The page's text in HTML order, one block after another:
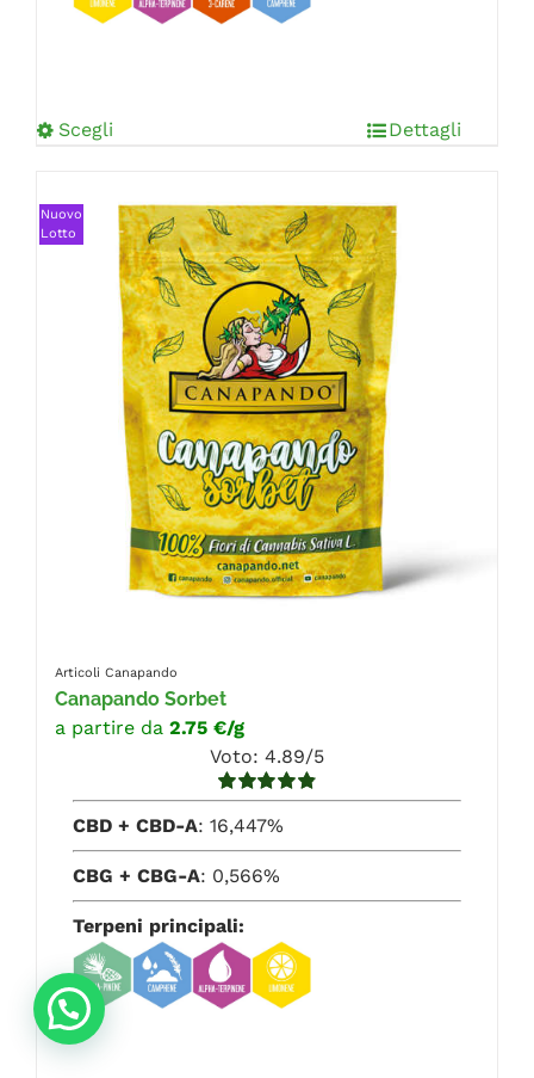
Scegli Dettagli
Nuovo
Lotto
Articoli Canapando
Canapando Sorbet
a partire da 2.75 €/g
Voto: 4.89/5
4.89su 5
CBD + CBD-A: 16,447%
CBG + CBG-A: 0,566%
Terpeni principali: